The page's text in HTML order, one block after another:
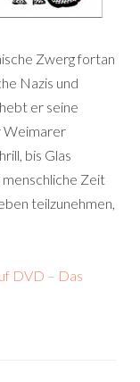
Zwerg fortan
Nazis und
er seine
Weimarer
bis Glas
menschliche Zeit
teilzunehmen,
DVD – Das